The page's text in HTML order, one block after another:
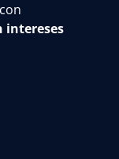
intereses